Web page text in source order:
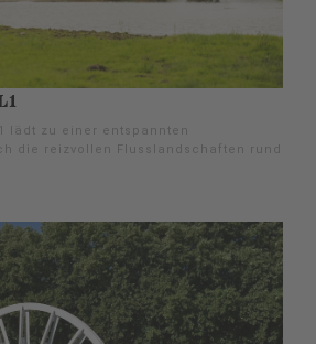
lädt zu einer entspannten
die reizvollen Flusslandschaften rund